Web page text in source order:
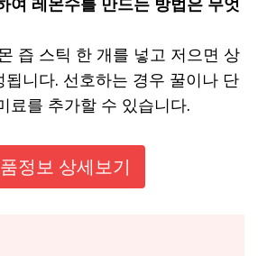
즙 스틱 한 개를 넣고 저으면 상
니다. 선호하는 경우 꿀이나 단
료를 추가할 수 있습니다.
정보 상세보기